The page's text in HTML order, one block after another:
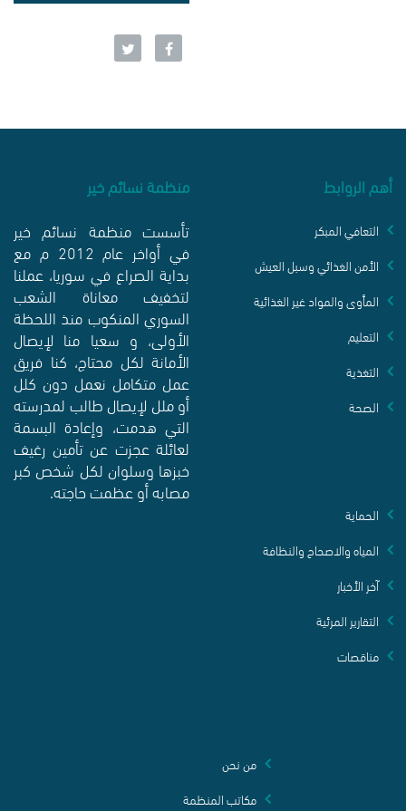
منظمة نسائم خير
تأسست منظمة نسائم خير
في أواخر عام 2012 م مع
بداية الصراع في سوريا، عملنا
لتخفيف معاناة الشعب
السوري المنكوب منذ اللحظة
الأولى، و سعيا منا لإيصال
الأمانة لكل محتاج، كنا فريق
عمل متكامل نعمل دون كلل
أو ملل لإيصال طالب لمدرسته
التي هدمت، وإعادة البسمة
لعائلة عجزت عن تأمين رغيف
خبزها وسلوان لكل شخص كبر
مصابه أو عظمت حاجته.
أهم الروابط
التعافي المبكر
الأمن الغذائي وسبل العيش
المأوى والمواد غير الغذائية
التعليم
التغذية
الصحة
الحماية
المياه والاصحاح والنظافة
آخر الأخبار
التقارير المرئية
مناقصات
من نحن
مكاتب المنظمة